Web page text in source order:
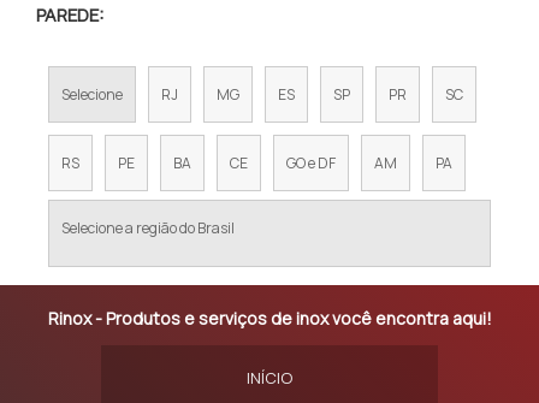
PAREDE:
Selecione RJ MG ES SP PR SC
RS PE BA CE GO e DF AM PA
Selecione a região do Brasil
Rinox - Produtos e serviços de inox você encontra aqui!
INÍCIO